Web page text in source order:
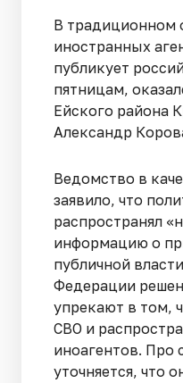
В традиционном
иностранных
публикует
пятницам,
Ейского района
Александр
Ведомство в
заявило, что
распространял
информацию о
публичной
Федерации
упрекают в том,
СВО и
иноагентов. Про
уточняется, что